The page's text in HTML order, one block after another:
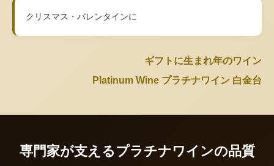
クリスマス・バレンタインに
ギフトに生まれ年のワイン
Platinum Wine プラチナワイン 白金台
専門家が支えるプラチナワインの品質